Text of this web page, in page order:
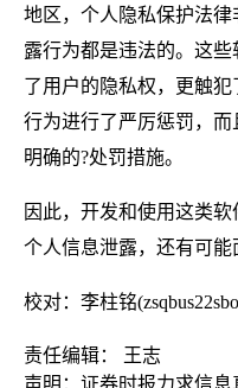
地区，个人隐私保护法
露行为都是违法的。这
了用户的隐私权，更触
行为进行了严厉惩罚，
明确的?处罚措施。
因此，开发和使用这类
个人信息泄露，还有可能
校对：李柱铭
责任编辑： 王志
声明：证券时报力求信